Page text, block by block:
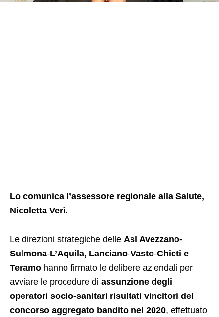
Lo comunica l’assessore regionale alla Salute,
Nicoletta Verì.
Le direzioni strategiche delle Asl Avezzano-
Sulmona-L’Aquila, Lanciano-Vasto-Chieti e
Teramo hanno firmato le delibere aziendali per
avviare le procedure di assunzione degli
operatori socio-sanitari risultati vincitori del
concorso aggregato bandito nel 2020, effettuato